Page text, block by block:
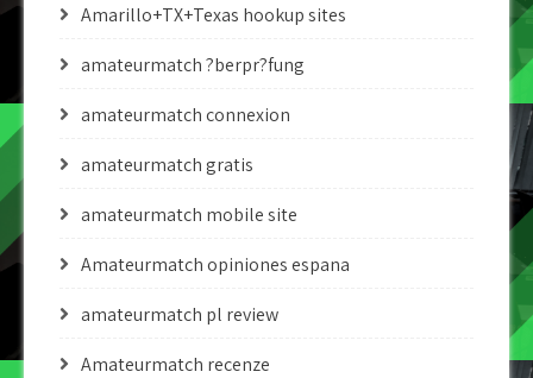
Amarillo+TX+Texas hookup sites
amateurmatch ?berpr?fung
amateurmatch connexion
amateurmatch gratis
amateurmatch mobile site
Amateurmatch opiniones espana
amateurmatch pl review
Amateurmatch recenze